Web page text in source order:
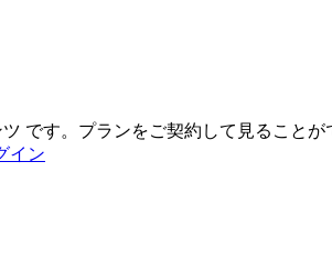
です。プランをご契約して見ることが
イン